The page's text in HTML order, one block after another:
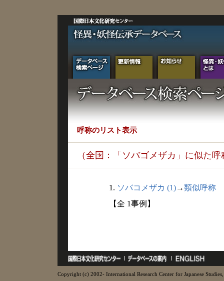
呼称のリスト表示
（全国：「ソバゴメザカ」に似た呼
1. ソバコメザカ (1)→類似呼称
【全 1事例】
Copyright (c) 2002- International Research Center for Japanese